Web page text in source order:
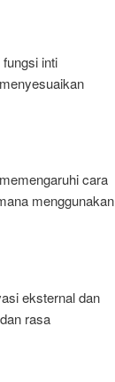
inti
cara
menggunakan
eksternal dan
rasa